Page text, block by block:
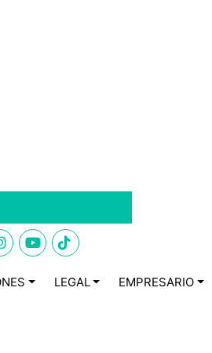
LEGAL EMPRESARIO